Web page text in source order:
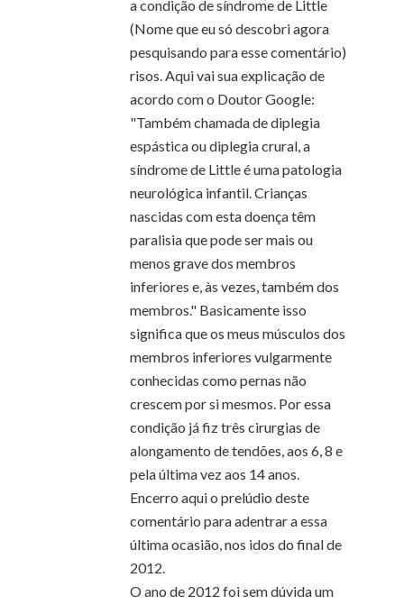
a condição de síndrome de Little
(Nome que eu só descobri agora
pesquisando para esse comentário)
risos. Aqui vai sua explicação de
acordo com o Doutor Google:
"Também chamada de diplegia
espástica ou diplegia crural, a
síndrome de Little é uma patologia
neurológica infantil. Crianças
nascidas com esta doença têm
paralisia que pode ser mais ou
menos grave dos membros
inferiores e, às vezes, também dos
membros." Basicamente isso
significa que os meus músculos dos
membros inferiores vulgarmente
conhecidas como pernas não
crescem por si mesmos. Por essa
condição já fiz três cirurgias de
alongamento de tendões, aos 6, 8 e
pela última vez aos 14 anos.
Encerro aqui o prelúdio deste
comentário para adentrar a essa
última ocasião, nos idos do final de
2012.
O ano de 2012 foi sem dúvida um